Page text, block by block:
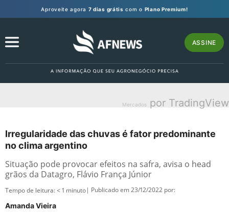
Aproveite agora 7 dias grátis com o Plano Premium!
ASSINE
Mercados por TradingView
Irregularidade das chuvas é fator predominante
no clima argentino
Situação pode provocar efeitos na safra, avisa o head
grãos da Datagro, Flávio França Júnior
Tempo de leitura:< 1 minuto| Publicado em 23/12/2022 por:
Amanda Vieira